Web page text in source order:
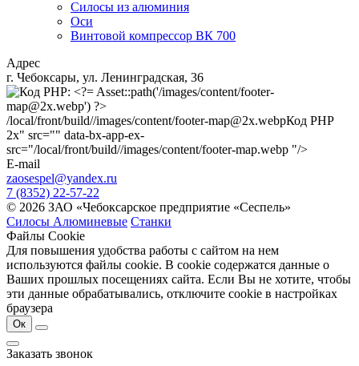
Силосы из алюминия
Оси
Винтовой компрессор ВК 700
Адрес
г. Чебоксары, ул. Ленинградская, 36
/local/front/build//images/content/footer-map@2x.webpКод PHP
2x" src="" data-bx-app-ex-
src="/local/front/build//images/content/footer-map.webp "/>
E-mail
zaosespel@yandex.ru
7 (8352) 22-57-22
© 2026 ЗАО «Чебоксарское предприятие «Сеспель»
Силосы Алюминевые Станки
Файлы Cookie
Для повышения удобства работы с сайтом на нем
используются файлы cookie. В cookie содержатся данные о
Ваших прошлых посещениях сайта. Если Вы не хотите, чтобы
эти данные обрабатывались, отключите cookie в настройках
браузера
Ок
Заказать звонок